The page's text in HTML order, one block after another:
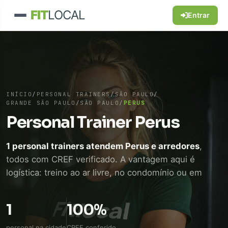
FITLOCAL Entrar
INÍCIO / PERSONAL TRAINERS/SÃO PAULO/
GRANDE SÃO PAULO / SÃO PAULO / PERUS
Personal Trainer Perus
1 personal trainers atendem Perus e arredores,
todos com CREF verificado. A vantagem aqui é
logística: treino ao ar livre, no condomínio ou em
deslocamento. WhatsApp direto, sem intermediário.
1 100%